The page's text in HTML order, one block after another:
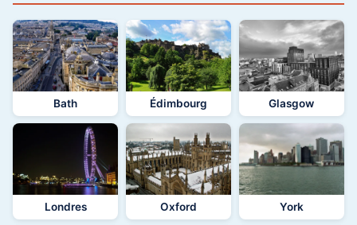
Bath Édimbourg Glasgow
Londres Oxford York